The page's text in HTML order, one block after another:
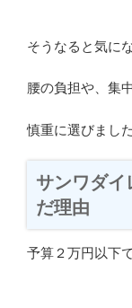
そうなると気に
腰の負担や、集
慎重に選びました
サンワダイ
だ理由
予算２万円以下